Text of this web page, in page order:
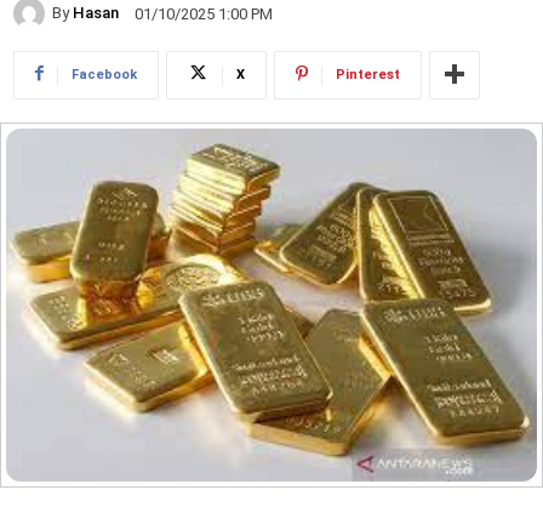
By Hasan 01/10/2025 1:00 PM
Facebook X Pinterest